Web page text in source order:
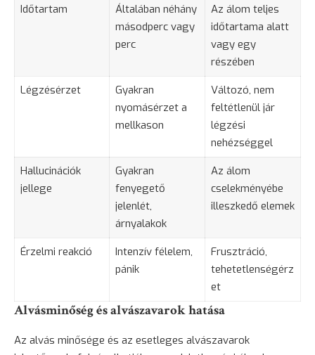
Időtartam
Általában néhány
másodperc vagy
perc
Az álom teljes
időtartama alatt
vagy egy
részében
Légzésérzet
Gyakran
nyomásérzet a
mellkason
Változó, nem
feltétlenül jár
légzési
nehézséggel
Hallucinációk
jellege
Gyakran
fenyegető
jelenlét,
árnyalakok
Az álom
cselekményébe
illeszkedő elemek
Érzelmi reakció
Intenzív félelem,
pánik
Frusztráció,
tehetetlenségérz
et
Alvásminőség és alvászavarok hatása
Az alvás minősége és az esetleges alvászavarok